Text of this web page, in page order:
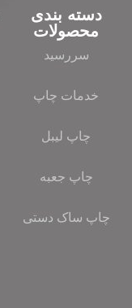
دسته بندی
محصولات
سررسید
خدمات چاپ
چاپ لیبل
چاپ جعبه
چاپ ساک دستی